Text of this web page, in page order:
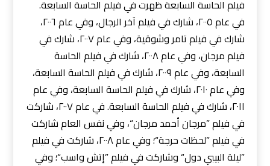
فيلم الحاسة السابعة ظهرت في فيلم الحاسة السابعة.
في عام ٢٠٠٥، شارك في فيلم آخر الرجال، وفي عام ٢٠٠٦،
شارك في فيلم تامر وشوقية، وفي عام ٢٠٠٧، شارك في
فيلم مرجان، وفي عام ٢٠٠٨، شارك في فيلم الحاسة
السابعة، وفي عام ٢٠٠٩، شارك في فيلم الحاسة السابعة،
وفي عام ٢٠١٠، شارك في فيلم الحاسة السابعة، وفي عام
٢٠١١، شارك في فيلم الحاسة السابعة. في عام ٢٠٠٧، شاركت
في فيلم ”مرجان أحمد مرجان“، وفي نفس العام شاركت
في فيلم ”لحظات حرجة“؛ وفي عام ٢٠٠٨، شاركت في فيلم
”ليلة البيبي دول“ وشاركت في فيلم ”إتش واسب“؛ وفي